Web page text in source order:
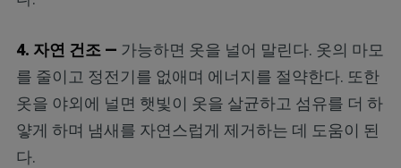
4. 자연 건조 — 가능하면 옷을 널어 말린다. 옷의 마모
를 줄이고 정전기를 없애며 에너지를 절약한다. 또한
옷을 야외에 널면 햇빛이 옷을 살균하고 섬유를 더 하
얗게 하며 냄새를 자연스럽게 제거하는 데 도움이 된
다.